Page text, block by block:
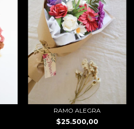
RAMO ALEGRA
$25.500,00